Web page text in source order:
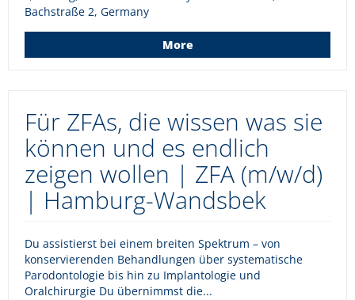
Bachstraße 2, Germany
More
Für ZFAs, die wissen was sie
können und es endlich
zeigen wollen | ZFA (m/w/d)
| Hamburg-Wandsbek
Du assistierst bei einem breiten Spektrum – von
konservierenden Behandlungen über systematische
Parodontologie bis hin zu Implantologie und
Oralchirurgie Du übernimmst die...